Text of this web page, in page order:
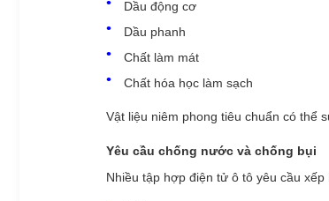
Dầu động cơ
Dầu phanh
Chất làm mát
Chất hóa học làm sạch
Vật liệu niêm phong tiêu chuẩn có thể
Yêu cầu chống nước và chống bụi
Nhiều tập hợp điện tử ô tô yêu cầu